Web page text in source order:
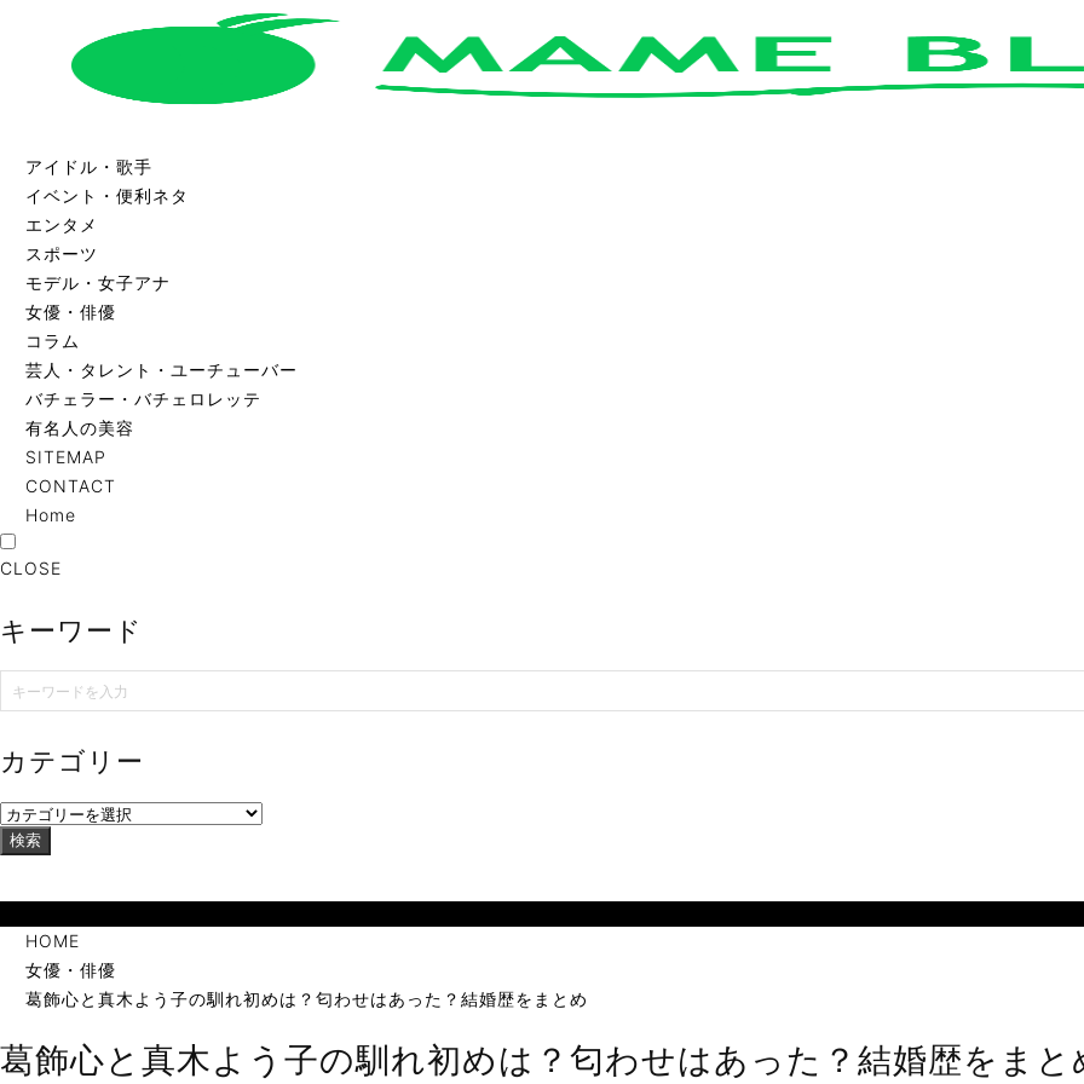
アイドル・歌手
イベント・便利ネタ
エンタメ
スポーツ
モデル・女子アナ
女優・俳優
コラム
芸人・タレント・ユーチューバー
バチェラー・バチェロレッテ
有名人の美容
SITEMAP
CONTACT
Home
CLOSE
キーワード
カテゴリー
検索
HOME
女優・俳優
葛飾心と真木よう子の馴れ初めは？匂わせはあった？結婚歴をまとめ
葛飾心と真木よう子の馴れ初めは？匂わせはあった？結婚歴をまと